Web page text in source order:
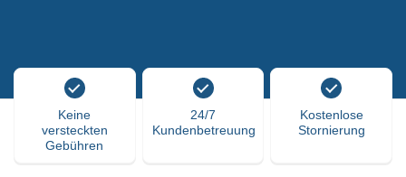
Keine
versteckten
Gebühren
24/7
Kundenbetreuung
Kostenlose
Stornierung